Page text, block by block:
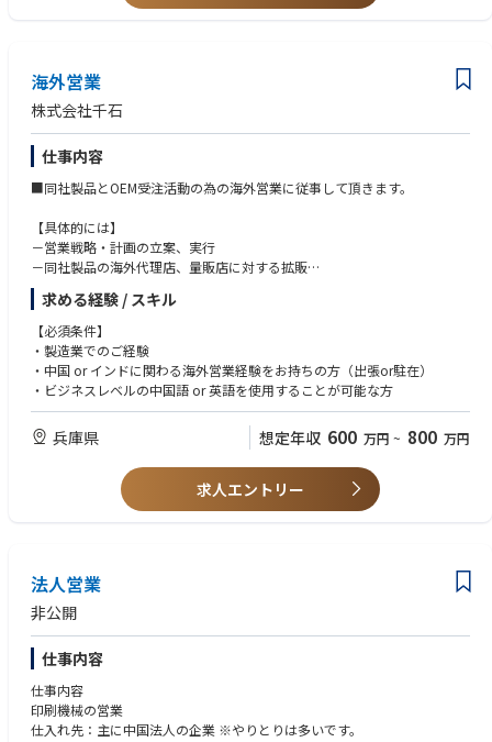
・FAT・SAT・コミッショニング対応
・顧客向け技術サポート
・海外開発・技術チームとの連携
・メンテナンス契約顧客への対応
・技術トレーニングおよびOJT実施
・高圧受配電設備
・配電盤
・スイッチギア
・変圧器
[クライアント]
・世界で最も利用されているパブリッククラウドサービス提供企業
[勤務体系]
在宅勤務、直行直帰
海外営業
株式会社千石
仕事内容
■同社製品とOEM受注活動の為の海外営業に従事して頂きます。
【具体的には】
－営業戦略・計画の立案、実行
－同社製品の海外代理店、量販店に対する拡販
－海外でのOEM生産の為の受注活動・部品加工/組立ての受注活動等
※2～3か月に1回のペースで海外出張がございます。
求める経験 / スキル
【必須条件】
・製造業でのご経験
・中国 or インドに関わる海外営業経験をお持ちの方（出張or駐在）
・ビジネスレベルの中国語 or 英語を使用することが可能な方
兵庫県 想定年収 600 万円 ~ 800 万円
求人エントリー
法人営業
非公開
仕事内容
仕事内容
印刷機械の営業
仕入れ先：主に中国法人の企業 ※やりとりは多いです。